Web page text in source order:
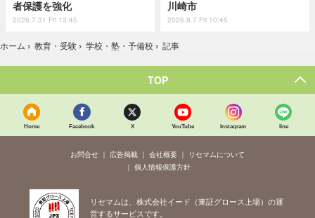
者保護を強化
2026.7.31 Fri 13:45
川崎市
2026.8.7 Fri 10:45
ホーム › 教育・受験 › 学校・塾・予備校 › 記事
TOP
Home Facebook X YouTube Instagram line
お問合せ 広告掲載 会社概要
リセマムについて
個人情報保護方針
リセマムは、株式会社イード（東証グロース上場）の運
営するサービスです。